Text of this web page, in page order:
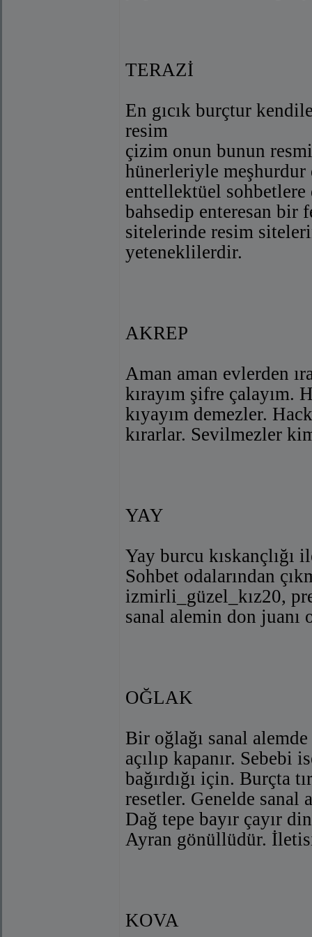
TERAZİ
En gıcık burçtur
resim
çizim onun bunun
hünerleriyle meşhurdur
enttellektüel sohbetlere
bahsedip enteresan bir
sitelerinde resim
yeteneklilerdir.
AKREP
Aman aman evlerden
kırayım şifre çalayım.
kıyayım demezler.
kırarlar. Sevilmezler
YAY
Yay burcu
Sohbet odalarından
izmirli_güzel_kız20,
sanal alemin don
OĞLAK
Bir oğlağı sanal
açılıp kapanır. Sebebi
bağırdığı için. Burçta
resetler. Genelde sanal
Dağ tepe bayır çayır
Ayran gönüllüdür.
KOVA